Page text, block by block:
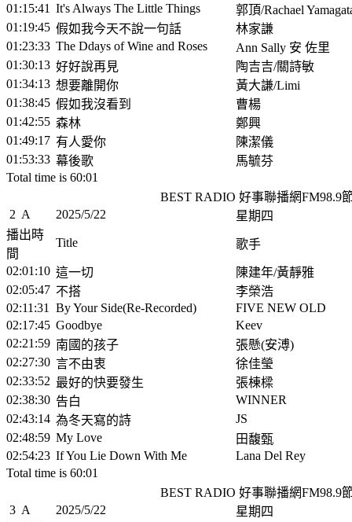
01:15:41 It's Always The Little Things
郭頂/Rachael
01:19:45 假如我今天不說一句話
林家謙
01:23:33 The Ddays of Wine and Roses
Ann Sally 安 佐里
01:30:13 好好說再見
陶吉吉/關詩敏
01:34:13 想要離開你
黃大謙/Limi
01:38:45 假如我沒看到
曹楊
01:42:55 森林
鄭興
01:49:17 有人愛你
陳潔儀
01:53:33 幕後歌
馬毓芬
Total time is 60:01
BEST RADIO 好事聯播網FM98.9
2 A 2025/5/22
星期四
播出時
間
Title
歌手
02:01:10 這一切
陳建年/黃靜雅
02:05:47 不搭
李榮浩
02:11:31
By Your Side(Re-Recorded)
FIVE NEW OLD
02:17:45 Goodbye
Keev
02:21:59 南國的孩子
張懸(安溥)
02:27:30 言不由衷
徐佳瑩
02:33:52 最好的快要發生
張棟樑
02:38:30 告白
WINNER
02:43:14 為冬天寫的詩
JS
02:48:59 My Love
田馥甄
02:54:23 If You Lie Down With Me
Lana Del Rey
Total time is 60:01
BEST RADIO 好事聯播網FM98.9
3 A 2025/5/22
星期四